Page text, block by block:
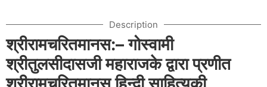
Description
श्रीरामचरितमानस:– गोस्वामी
श्रीतुलसीदासजी महाराजके द्वारा प्रणीत